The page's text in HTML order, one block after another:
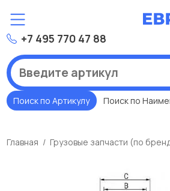
+7 495 770 47 88
Поиск по Артикулу Поиск по
Главная Грузовые запчасти (по